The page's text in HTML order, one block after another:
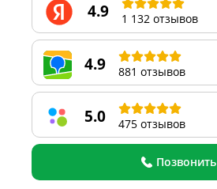
4.9 1 132 отзывов
4.9 881 отзывов
5.0 475 отзывов
Позвонить